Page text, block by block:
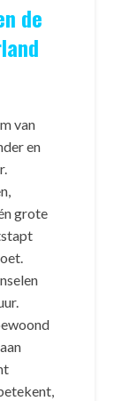
de
van
en
grote